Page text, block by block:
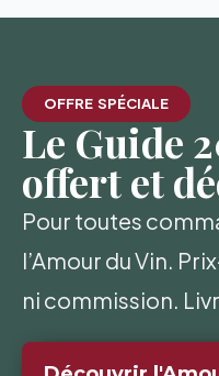
OFFRE SPÉCIALE
Le Guide
offert et
Pour toutes
l’Amour du Vin.
ni commission.